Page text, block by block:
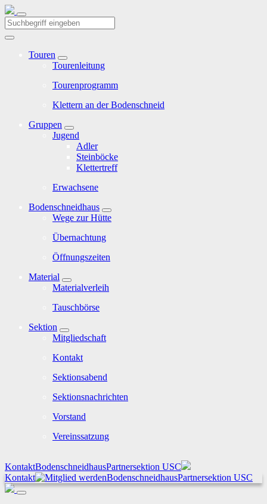
Touren
Tourenleitung
Tourenprogramm
Klettern an der Bodenschneid
Gruppen
Jugend
Adler
Steinböcke
Klettertreff
Erwachsene
Bodenschneidhaus
Wege zur Hütte
Übernachtung
Öffnungszeiten
Material
Materialverleih
Tauschbörse
Sektion
Mitgliedschaft
Kontakt
Sektionsabend
Sektionsnachrichten
Vorstand
Vereinssatzung
KontaktBodenschneidhausPartnersektion USC
Kontakt
BodenschneidhausPartnersektion USC